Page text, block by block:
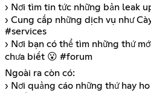
› Nơi tìm tin tức những bản leak
› Cung cấp những dịch vụ như
#services
› Nơi bạn có thể tìm những thứ
chưa biết 😮 #forum
Ngoài ra còn có:
› Nơi quảng cáo những thứ hay